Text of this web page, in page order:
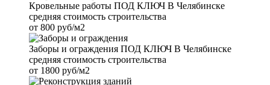
Кровельные работы ПОД КЛЮЧ В Челябинске
средняя стоимость строительства
от 800 руб/м2
Заборы и ограждения ПОД КЛЮЧ В Челябинске
средняя стоимость строительства
от 1800 руб/м2